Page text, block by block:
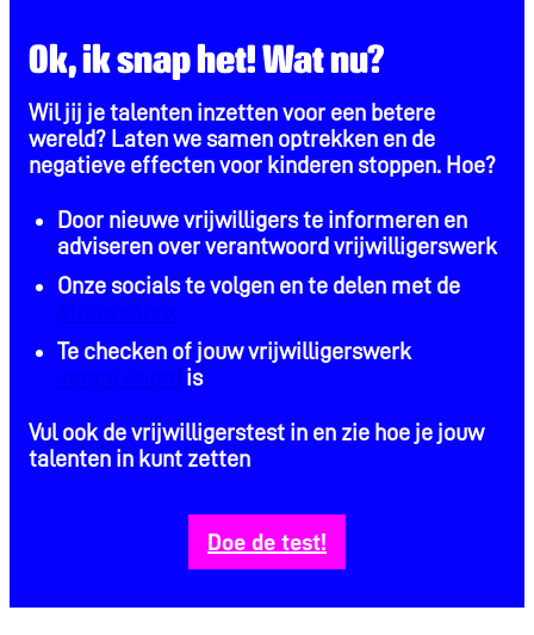
Ok, ik snap het! Wat nu?
Wil jij je talenten inzetten voor een betere
wereld? Laten we samen optrekken en de
negatieve effecten voor kinderen stoppen. Hoe?
Door nieuwe vrijwilligers te informeren en
adviseren over verantwoord vrijwilligerswerk
Onze socials te volgen en te delen met de
Te checken of jouw vrijwilligerswerk
is
Vul ook de vrijwilligerstest in en zie hoe je jouw
talenten in kunt zetten
Doe de test!